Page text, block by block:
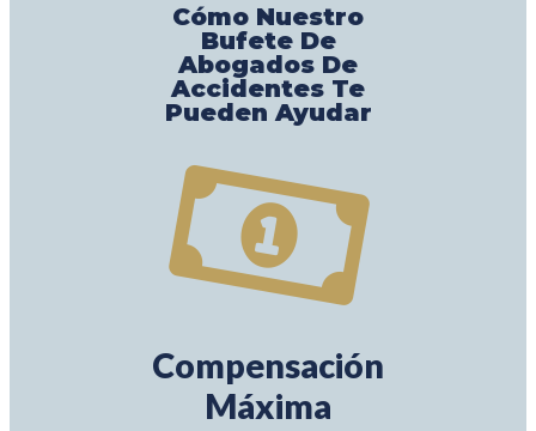
Cómo Nuestro
Bufete De
Abogados De
Accidentes Te
Pueden Ayudar
Compensación
Máxima